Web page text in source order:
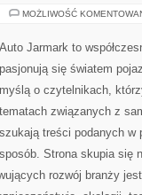
MOŻLIWOŚĆ
Auto Jarmark to
pasjonują się światem
myślą o czytelnikach,
tematach związanych z
szukają treści podanych w
sposób. Strona skupia się
rozwój branży